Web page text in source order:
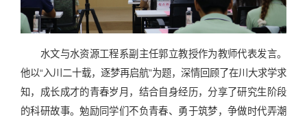
水文与水资源工程系副主任郭立教授作为教师代表发言。
他以“入川二十载，逐梦再启航”为题，深情回顾了在川大求学求
知，成长成才的青春岁月，结合自身经历，分享了研究生阶段
的科研故事。勉励同学们不负青春、勇于筑梦，争做时代弄潮